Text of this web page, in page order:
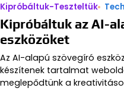
Kipróbáltuk-Teszteltük
Kipróbáltuk az AI-
eszközöket
Az AI-alapú szövegíró
készítenek tartalmat
meglepődtünk a